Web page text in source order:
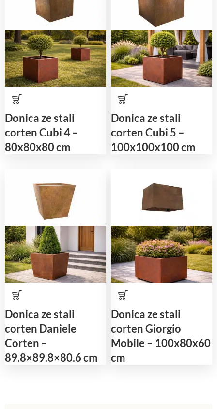
Donica ze stali
corten Cubi 4 –
80x80x80 cm
Donica ze stali
corten Cubi 5 –
100x100x100 cm
Donica ze stali
corten Daniele
Corten –
89.8×89.8×80.6 cm
Donica ze stali
corten Giorgio
Mobile – 100x80x60
cm